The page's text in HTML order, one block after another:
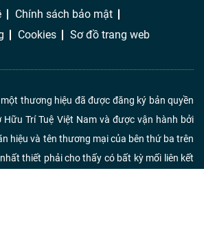
Chính sách bảo mật
Cookies Sơ đồ trang web
thương hiệu đã được đăng ký bản quyền
Hữu Trí Tuệ Việt Nam và được vận hành bởi
hiệu và tên thương mại của bên thứ ba trên
thiết phải cho thấy có bất kỳ mối liên kết